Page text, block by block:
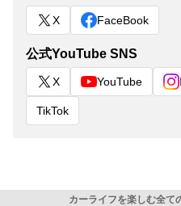
X FaceBook
公式YouTube SNS
X YouTube
TikTok
カーライフを楽しむ全て